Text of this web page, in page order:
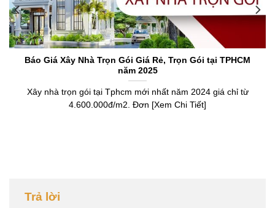
Báo Giá Xây Nhà Trọn Gói Giá Rẻ, Trọn Gói tại TPHCM
năm 2025
Xây nhà trọn gói tại Tphcm mới nhất năm 2024 giá chỉ từ
4.600.000đ/m2. Đơn [Xem Chi Tiết]
Trả lời